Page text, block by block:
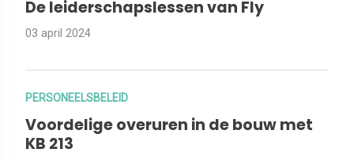
De leiderschapslessen van Fly
03 april 2024
PERSONEELSBELEID
Voordelige overuren in de bouw met
KB 213